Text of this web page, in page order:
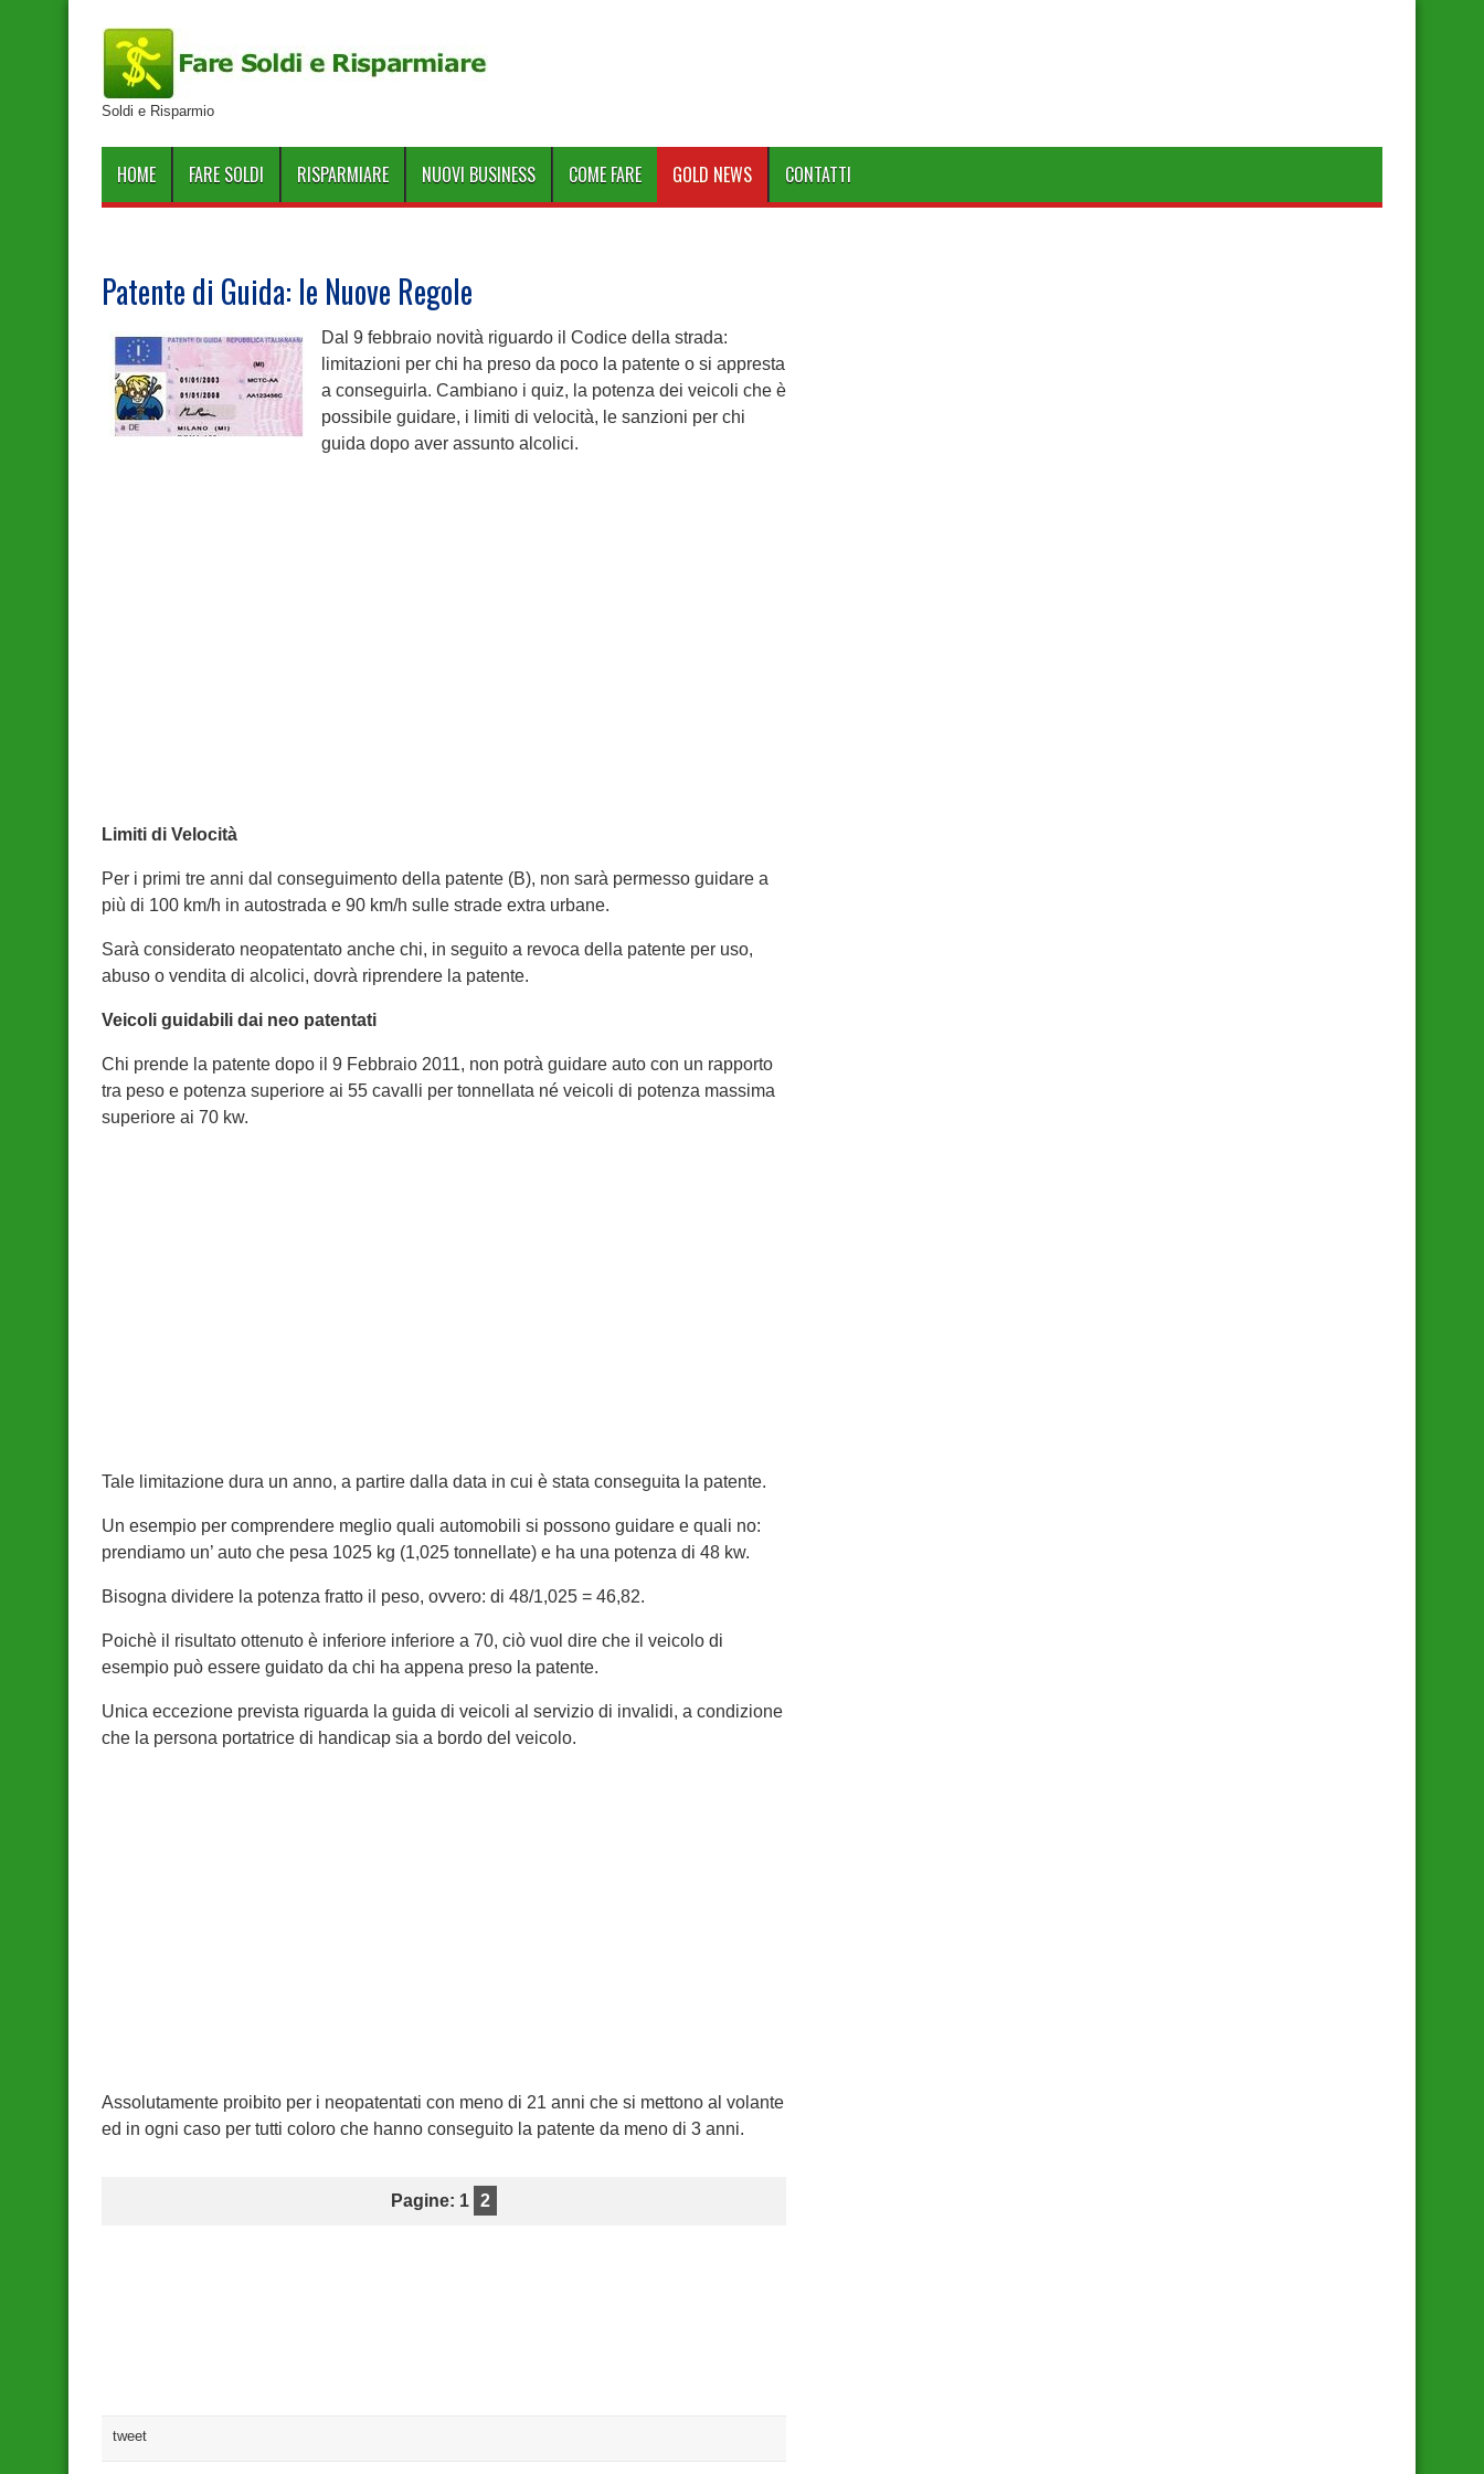
Soldi e Risparmio
HOME FARE SOLDI RISPARMIARE NUOVI BUSINESS COME FARE GOLD NEWS CONTATTI
Patente di Guida: le Nuove Regole
Dal 9 febbraio novità riguardo il Codice della strada:
limitazioni per chi ha preso da poco la patente o si appresta
a conseguirla. Cambiano i quiz, la potenza dei veicoli che è
possibile guidare, i limiti di velocità, le sanzioni per chi
guida dopo aver assunto alcolici.
Limiti di Velocità
Per i primi tre anni dal conseguimento della patente (B), non sarà permesso guidare a
più di 100 km/h in autostrada e 90 km/h sulle strade extra urbane.
Sarà considerato neopatentato anche chi, in seguito a revoca della patente per uso,
abuso o vendita di alcolici, dovrà riprendere la patente.
Veicoli guidabili dai neo patentati
Chi prende la patente dopo il 9 Febbraio 2011, non potrà guidare auto con un rapporto
tra peso e potenza superiore ai 55 cavalli per tonnellata né veicoli di potenza massima
superiore ai 70 kw.
Tale limitazione dura un anno, a partire dalla data in cui è stata conseguita la patente.
Un esempio per comprendere meglio quali automobili si possono guidare e quali no:
prendiamo un’ auto che pesa 1025 kg (1,025 tonnellate) e ha una potenza di 48 kw.
Bisogna dividere la potenza fratto il peso, ovvero: di 48/1,025 = 46,82.
Poichè il risultato ottenuto è inferiore inferiore a 70, ciò vuol dire che il veicolo di
esempio può essere guidato da chi ha appena preso la patente.
Unica eccezione prevista riguarda la guida di veicoli al servizio di invalidi, a condizione
che la persona portatrice di handicap sia a bordo del veicolo.
Assolutamente proibito per i neopatentati con meno di 21 anni che si mettono al volante
ed in ogni caso per tutti coloro che hanno conseguito la patente da meno di 3 anni.
Pagine: 1 2
tweet